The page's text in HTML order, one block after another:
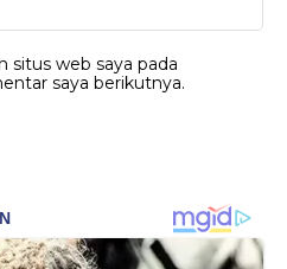
situs web saya pada
saya berikutnya.